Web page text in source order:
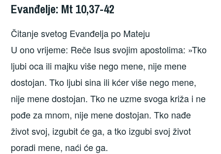
Evanđelje: Mt 10,37-42
Čitanje svetog Evanđelja po Mateju
U ono vrijeme: Reče Isus svojim apostolima: »Tko
ljubi oca ili majku više nego mene, nije mene
dostojan. Tko ljubi sina ili kćer više nego mene,
nije mene dostojan. Tko ne uzme svoga križa i ne
pođe za mnom, nije mene dostojan. Tko nađe
život svoj, izgubit će ga, a tko izgubi svoj život
poradi mene, naći će ga.